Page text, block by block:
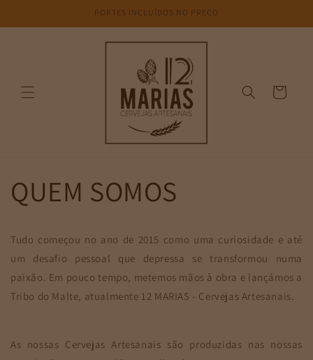
conteúdo
PORTES INCLUÍDOS NO PREÇO
Carrinho
QUEM SOMOS
Tudo começou no ano de 2015 como uma curiosidade e até
um desafio pessoal que depressa se transformou numa
paixão. Em pouco tempo, metemos mãos à obra e lançámos a
Tribo do Malte, atualmente 12 MARIAS - Cervejas Artesanais.
As nossas Cervejas Artesanais são produzidas nas nossas